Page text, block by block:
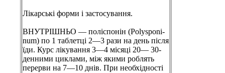
Лікарські форми і застосування.
ВНУТРІШНЬО — поліспонін (Polysponi-
num) по 1 таблетці 2—3 рази на день після
їди. Курс лікування 3—4 місяці 20— 30-
денними циклами, між якими роблять
перерви на 7—10 днів. При необхідності